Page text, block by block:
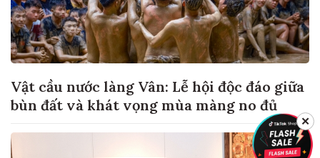
Vật cầu nước làng Vân: Lễ hội độc đáo giữa
bùn đất và khát vọng mùa màng no đủ
✕